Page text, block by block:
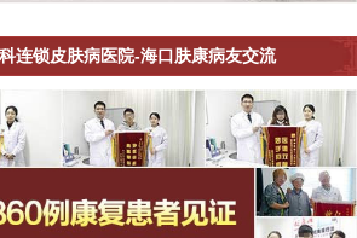
连锁皮肤病医院-海口肤康病友交流